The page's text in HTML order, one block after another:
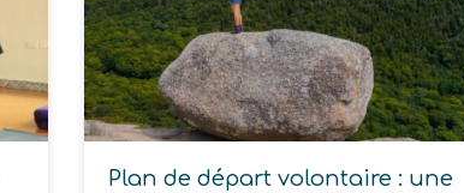
Plan de départ volontaire : une